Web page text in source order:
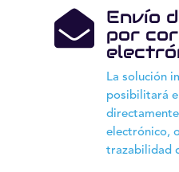
 Envío
por
La solución
posibilitará
electrónico,
trazabilidad